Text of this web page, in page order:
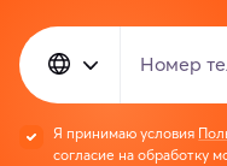
Номер
Я принимаю условия
согласие на обработку